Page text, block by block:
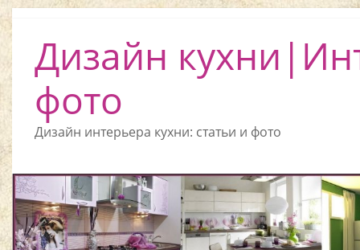
Дизайн
фото
Дизайн интерьера кухни: статьи и фото